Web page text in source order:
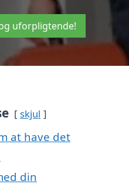
uforpligtende!
skjul
at have det
din